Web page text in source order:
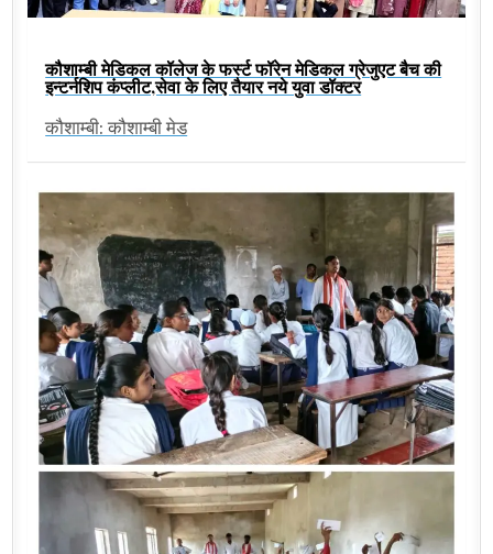
कौशाम्बी मेडिकल कॉलेज के फर्स्ट फॉरेन मेडिकल ग्रेजुएट बैच की
इन्टर्नशिप कंप्लीट,सेवा के लिए तैयार नये युवा डॉक्टर
कौशाम्बी: कौशाम्बी मेड